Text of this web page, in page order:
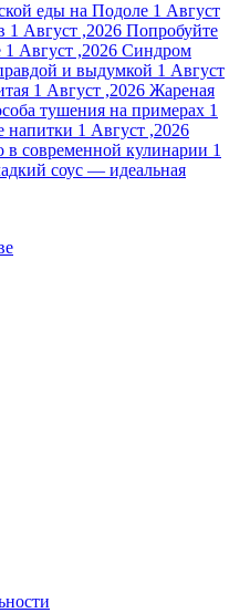
еды на Подоле 1 Август
1 Август ,2026 Попробуйте
1 Август ,2026 Синдром
и выдумкой 1 Август
1 Август ,2026 Жареная
тушения на примерах 1
напитки 1 Август ,2026
в современной кулинарии 1
соус — идеальная